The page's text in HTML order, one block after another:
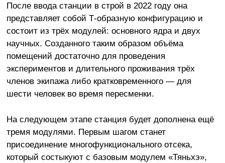
После ввода станции в строй в 2022 году она
представляет собой Т-образную конфигурацию и
состоит из трёх модулей: основного ядра и двух
научных. Созданного таким образом объёма
помещений достаточно для проведения
экспериментов и длительного проживания трёх
членов экипажа либо кратковременного — для
шести человек во время пересменки.
На следующем этапе станция будет дополнена ещё
тремя модулями. Первым шагом станет
присоединение многофункционального отсека,
который состыкуют с базовым модулем «Тяньхэ»,